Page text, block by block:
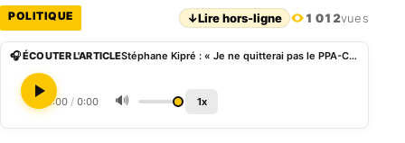
POLITIQUE ↓Lire hors-ligne 1 012vues
🎧 ÉCOUTER L'ARTICLE Stéphane Kipré : « Je ne quitterai pas le PPA-CI »
0:00 / 0:00 🔊 1x